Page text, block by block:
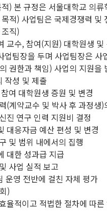
) 본 규정은 서울대학교 의
적) 사업팀은 국제경쟁력
직)
교수, 참여(지원) 대학원생
팀장을 두며 사업팀장은 사
권한과 책임) 사업의 지원
성 및 제출
여 대학원생 증원 및 변경
(계약교수 및 박사 후 과정생)
진 연구 인력 지원비 결정
대응자금 예산 편성 및 변경
및 범위 내에서의 집행
대한 성과급 지급
사업 실적 보고
영 전반에 걸친 자체 평가
)
적이고 적법한 절차에 따